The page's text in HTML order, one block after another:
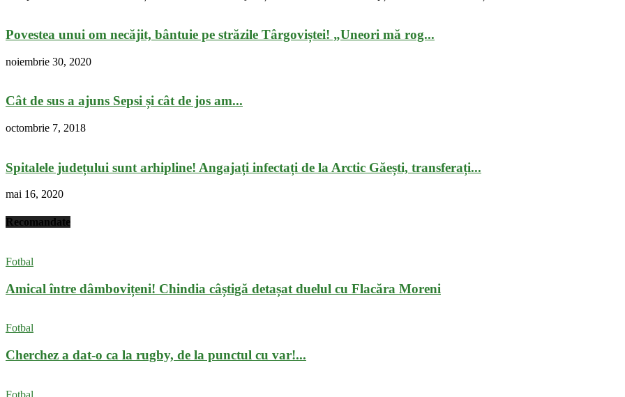
Povestea unui om necăjit, bântuie pe străzile Târgoviștei! „Uneori mă rog...
noiembrie 30, 2020
Cât de sus a ajuns Sepsi și cât de jos am...
octombrie 7, 2018
Spitalele județului sunt arhipline! Angajați infectați de la Arctic Găești, transferați...
mai 16, 2020
Recomandate
Fotbal
Amical între dâmbovițeni! Chindia câștigă detașat duelul cu Flacăra Moreni
Fotbal
Cherchez a dat-o ca la rugby, de la punctul cu var!...
Fotbal